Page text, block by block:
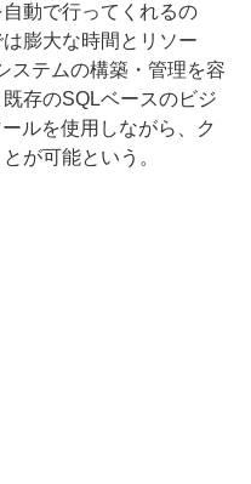
動で行ってくれるの
膨大な時間とリソー
ステムの構築・管理を容
存のSQLベースのビジ
ルを使用しながら、ク
が可能という。